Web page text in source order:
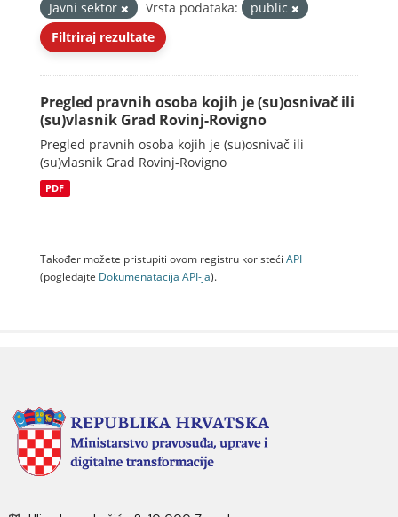
Javni sektor
Vrsta podataka:
public
Filtriraj rezultate
Pregled pravnih osoba kojih je (su)osnivač ili
(su)vlasnik Grad Rovinj-Rovigno
Pregled pravnih osoba kojih je (su)osnivač ili
(su)vlasnik Grad Rovinj-Rovigno
PDF
Također možete pristupiti ovom registru koristeći API
(pogledajte Dokumenаtаcijа API-jа).